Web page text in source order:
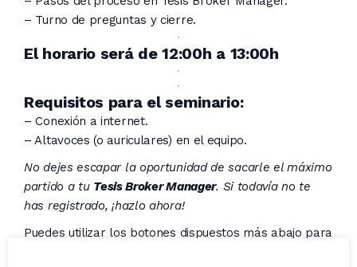
– Turno de preguntas y cierre.
El horario será de 12:00h a 13:00h
Requisitos para el seminario:
– Conexión a internet.
– Altavoces (o auriculares) en el equipo.
No dejes escapar la oportunidad de sacarle el máximo
partido a tu Tesis Broker Manager. Si todavía no te
has registrado, ¡hazlo ahora!
Puedes utilizar los botones dispuestos más abajo para